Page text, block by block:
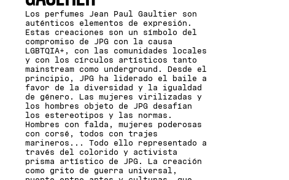
Los perfumes Jean Paul Gaultier son
auténticos elementos de expresión.
Estas creaciones son un símbolo del
compromiso de JPG con la causa
LGBTQIA+, con las comunidades locales
y con los círculos artísticos tanto
mainstream como underground. Desde el
principio, JPG ha liderado el baile a
favor de la diversidad y la igualdad
de género. Las mujeres virilizadas y
los hombres objeto de JPG desafían
los estereotipos y las normas.
Hombres con falda, mujeres poderosas
con corsé, todos con trajes
marineros... Todo ello representado a
través del colorido y activista
prisma artístico de JPG. La creación
como grito de guerra universal,